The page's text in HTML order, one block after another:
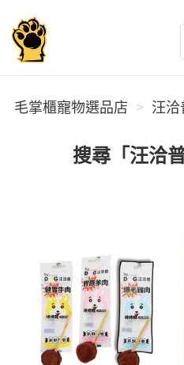
毛掌櫃寵物選品店
毛掌櫃寵物選品店 汪洽
搜尋「汪洽